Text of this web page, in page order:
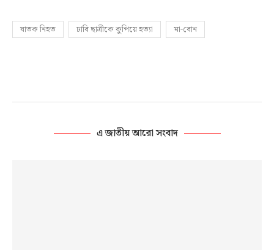
ঘাতক নিহত ঢাবি ছাত্রীকে কুপিয়ে হত্যা মা-বোন
এ জাতীয় আরো সংবাদ